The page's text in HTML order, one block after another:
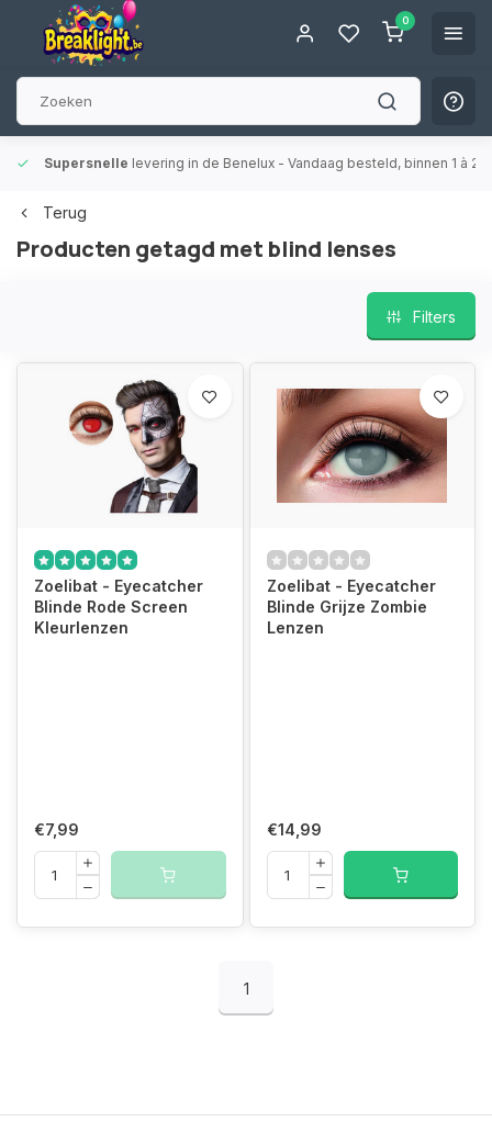
0
Supersnelle levering in de Benelux - Vandaag besteld, binnen 1 à 2
Terug
Producten getagd met blind lenses
Filters
Zoelibat - Eyecatcher
Blinde Rode Screen
Kleurlenzen
€7,99
Zoelibat - Eyecatcher
Blinde Grijze Zombie
Lenzen
€14,99
1